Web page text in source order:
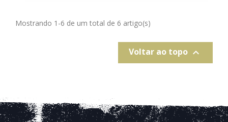
Mostrando 1-6 de um total de 6 artigo(s)
Voltar ao topo 